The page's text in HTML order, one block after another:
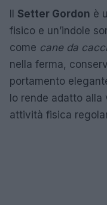
Il Setter Gordon è
fisico e un’indole
come cane da
nella ferma,
portamento
lo rende adatto alla
attività fisica